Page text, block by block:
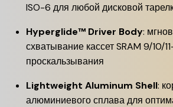
ISO-6 для любой дисковой
Hyperglide™ Driver Body:
схватывание кассет SRAM 9/10/
проскальзывания
Lightweight Aluminum Shell:
алюминиевого сплава для